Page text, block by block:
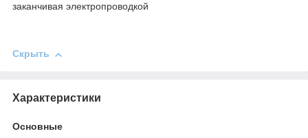
заканчивая электропроводкой
Скрыть
Характеристики
Основные